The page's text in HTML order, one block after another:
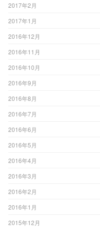
2017年2月
2017年1月
2016年12月
2016年11月
2016年10月
2016年9月
2016年8月
2016年7月
2016年6月
2016年5月
2016年4月
2016年3月
2016年2月
2016年1月
2015年12月